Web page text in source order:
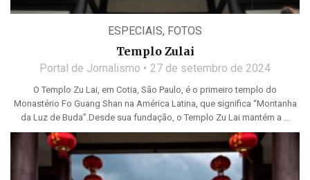
ESPECIAIS, FOTOS
Templo Zulai
Portal de Jornalismo 27 de setembro de 2024
O Templo Zu Lai, em Cotia, São Paulo, é o primeiro templo do
Monastério Fo Guang Shan na América Latina, que significa “Montanha
da Luz de Buda”.Desde sua fundação, o Templo Zu Lai mantém a ...